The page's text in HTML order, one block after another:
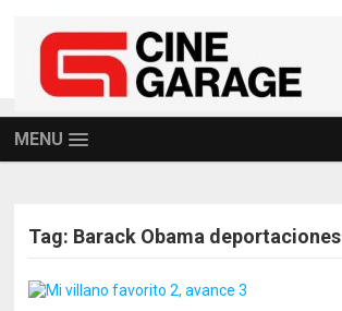
MENU
Tag: Barack Obama deportaciones